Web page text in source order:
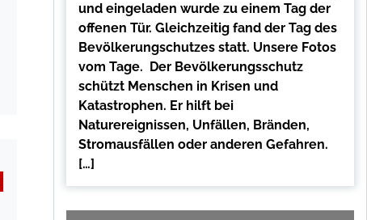
und eingeladen wurde zu einem Tag der
offenen Tür. Gleichzeitig fand der Tag des
Bevölkerungschutzes statt. Unsere Fotos
vom Tage. Der Bevölkerungsschutz
schützt Menschen in Krisen und
Katastrophen. Er hilft bei
Naturereignissen, Unfällen, Bränden,
Stromausfällen oder anderen Gefahren.
[…]